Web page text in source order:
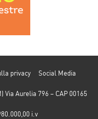
privacy
Social Media
Via Aurelia 796 – CAP 00165
i.v